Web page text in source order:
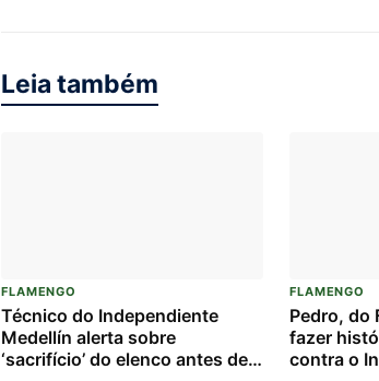
Leia também
FLAMENGO
Técnico do Independiente
Medellín alerta sobre
‘sacrifício’ do elenco antes de
FLAMENGO
Pedro, do
fazer
contra o